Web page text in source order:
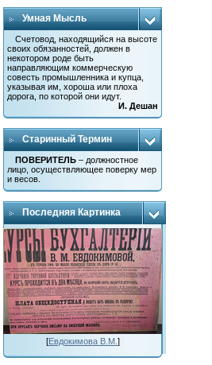
Умная Мысль
Счетовод, находящийся на высоте
своих обязанностей, должен в
некотором роде быть
направляющим коммерческую
совесть промышленника и купца,
указывая им, хороша или плоха
дорога, по которой они идут.
И. Дешан
Старинный Термин
ПОВЕРИТЕЛЬ – должностное
лицо, осуществляющее поверку мер
и весов.
Последняя Картинка
[Евдокимова В.М. ]